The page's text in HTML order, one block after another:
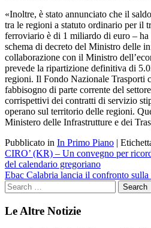
«Inoltre, è stato annunciato che il
tra le regioni a statuto ordinario per il
ferroviario è di 1 miliardo di euro – ha
schema di decreto del Ministro delle
collaborazione con il Ministro
prevede la ripartizione definitiva di
regioni. Il Fondo Nazionale Trasporti
fabbisogno di parte corrente del
corrispettivi dei contratti di servizio
operano sul territorio delle regioni.
Ministero delle Infrastrutture e dei
Pubblicato in In Primo Piano |
Navigazione
articoli
CIRO’ (KR) – Un convegno per
del calendario gregoriano
Ebac Calabria lancia il confronto sulla
Le Altre Notizie